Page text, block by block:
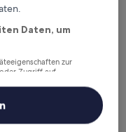
Mitglieder
Daten
21. Aug. - 23. Aug.
Daten, um
zur
Zugriff auf
von Inhalten,
von